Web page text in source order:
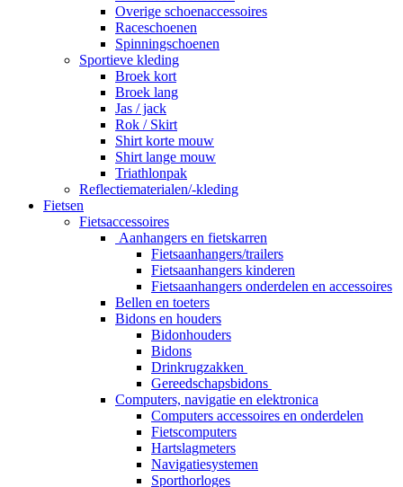
Overige schoenaccessoires
Raceschoenen
Spinningschoenen
Sportieve kleding
Broek kort
Broek lang
Jas / jack
Rok / Skirt
Shirt korte mouw
Shirt lange mouw
Triathlonpak
Reflectiematerialen/-kleding
Fietsen
Fietsaccessoires
Aanhangers en fietskarren
Fietsaanhangers/trailers
Fietsaanhangers kinderen
Fietsaanhangers onderdelen en accessoires
Bellen en toeters
Bidons en houders
Bidonhouders
Bidons
Drinkrugzakken
Gereedschapsbidons
Computers, navigatie en elektronica
Computers accessoires en onderdelen
Fietscomputers
Hartslagmeters
Navigatiesystemen
Sporthorloges